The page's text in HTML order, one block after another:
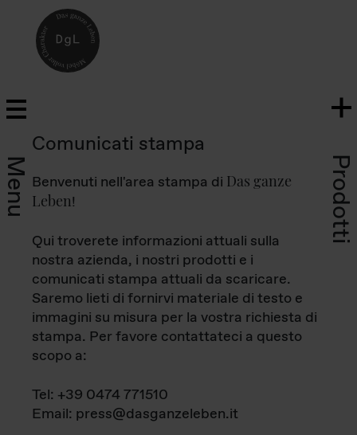
Menu Prodotti
Comunicati stampa
Benvenuti nell'area stampa di Das ganze
Leben!
Qui troverete informazioni attuali sulla
nostra azienda, i nostri prodotti e i
comunicati stampa attuali da scaricare.
Saremo lieti di fornirvi materiale di testo e
immagini su misura per la vostra richiesta di
stampa. Per favore contattateci a questo
scopo a:
Tel: +39 0474 771510
Email: press@dasganzeleben.it